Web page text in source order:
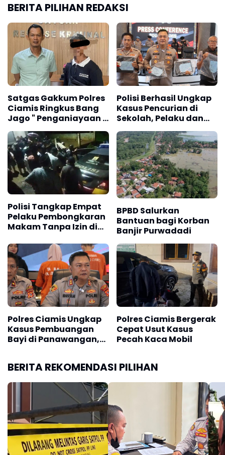
BERITA PILIHAN REDAKSI
Satgas Gakkum Polres
Ciamis Ringkus Bang
Jago " Penganiayaan "
di Terminal Ciamis
Polisi Berhasil Ungkap
Kasus Pencurian di
Sekolah, Pelaku dan
Barang Bukti Berhasil
Diamankan
Polisi Tangkap Empat
Pelaku Pembongkaran
Makam Tanpa Izin di
BPBD Salurkan
Bantuan bagi Korban
Banjir Purwadadi
Polres Ciamis Ungkap
Kasus Pembuangan
Bayi di Panawangan,
Polres Ciamis Bergerak
Cepat Usut Kasus
Pecah Kaca Mobil
BERITA REKOMENDASI PILIHAN